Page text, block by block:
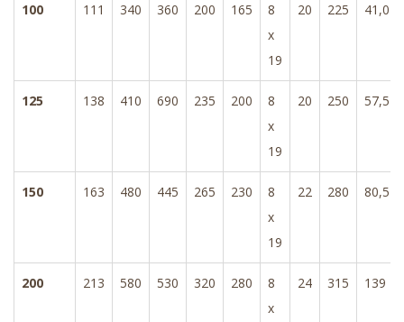
100 111 340 360 200 165
8
x
19
20 225 41,0
125 138 410 690 235 200
8
x
19
20 250 57,5
150 163 480 445 265 230
8
x
19
22 280 80,5
200 213 580 530 320 280
8
x
24 315 139